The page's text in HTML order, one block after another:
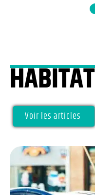
HABITAT
Voir les articles